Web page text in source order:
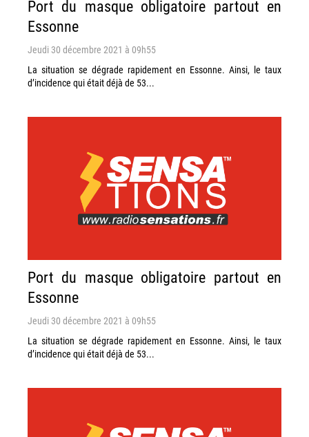
Port du masque obligatoire partout en
Essonne
Jeudi 30 décembre 2021 à 09h55
La situation se dégrade rapidement en Essonne. Ainsi, le taux
d’incidence qui était déjà de 53...
Port du masque obligatoire partout en
Essonne
Jeudi 30 décembre 2021 à 09h55
La situation se dégrade rapidement en Essonne. Ainsi, le taux
d’incidence qui était déjà de 53...